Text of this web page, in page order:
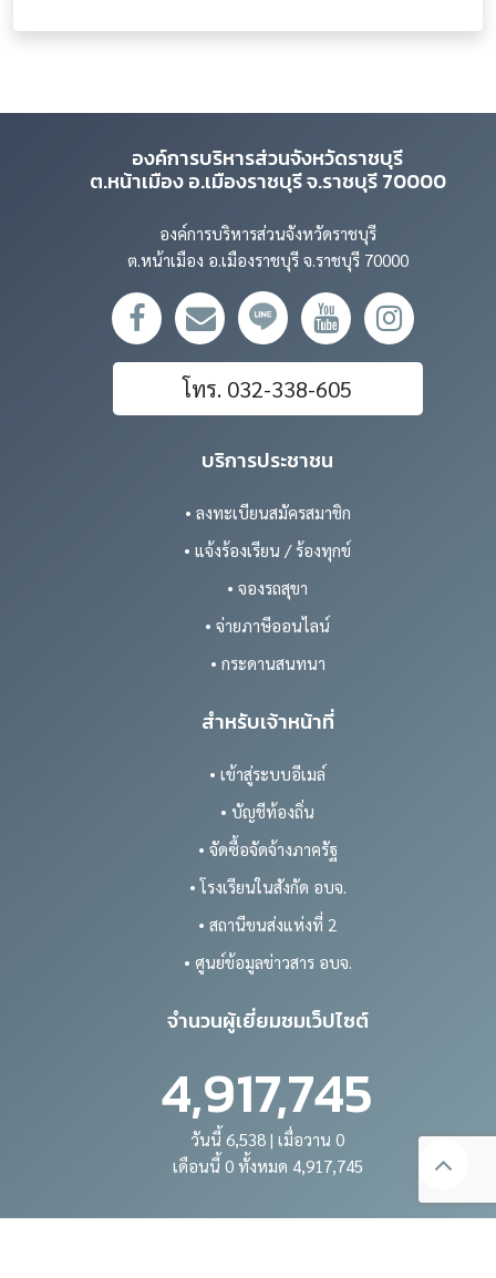
องค์การบริหารส่วนจังหวัดราชบุรี
ต.หน้าเมือง อ.เมืองราชบุรี จ.ราชบุรี 70000
องค์การบริหารส่วนจังหวัดราชบุรี
ต.หน้าเมือง อ.เมืองราชบุรี จ.ราชบุรี 70000
โทร. 032-338-605
บริการประชาชน
• ลงทะเบียนสมัครสมาชิก
• แจ้งร้องเรียน / ร้องทุกข์
• จองรถสุขา
• จ่ายภาษีออนไลน์
• กระดานสนทนา
สำหรับเจ้าหน้าที่
• เข้าสู่ระบบอีเมล์
• บัญชีท้องถิ่น
• จัดซื้อจัดจ้างภาครัฐ
• โรงเรียนในสังกัด อบจ.
• สถานีขนส่งแห่งที่ 2
• ศูนย์ข้อมูลข่าวสาร อบจ.
จำนวนผู้เยี่ยมชมเว็ปไซต์
4,917,745
วันนี้ 6,538 | เมื่อวาน 0
เดือนนี้ 0 ทั้งหมด 4,917,745